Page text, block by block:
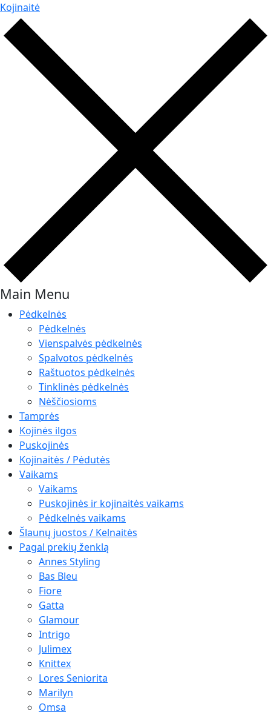
Kojinaitė
Main Menu
Pėdkelnės
Pėdkelnės
Vienspalvės pėdkelnės
Spalvotos pėdkelnės
Raštuotos pėdkelnės
Tinklinės pėdkelnės
Nėščiosioms
Tamprės
Kojinės ilgos
Puskojinės
Kojinaitės / Pėdutės
Vaikams
Vaikams
Puskojinės ir kojinaitės vaikams
Pėdkelnės vaikams
Šlaunų juostos / Kelnaitės
Pagal prekių ženklą
Annes Styling
Bas Bleu
Fiore
Gatta
Glamour
Intrigo
Julimex
Knittex
Lores Seniorita
Marilyn
Omsa